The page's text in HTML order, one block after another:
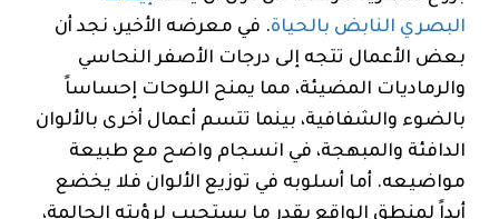
البصري النابض بالحياة. في معرضه الأخير، نجد أن
بعض الأعمال تتجه إلى درجات الأصفر النحاسي
والرماديات المضيئة، مما يمنح اللوحات إحساساً
بالضوء والشفافية، بينما تتسم أعمال أخرى بالألوان
الدافئة والمبهجة، في انسجام واضح مع طبيعة
مواضيعه. أما أسلوبه في توزيع الألوان فلا يخضع